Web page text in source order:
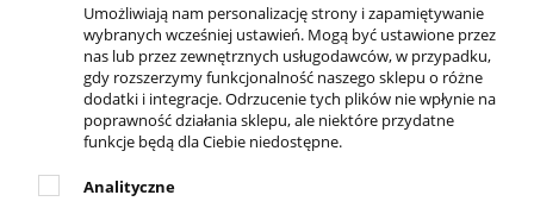
REGULAMINY
Regulamin sklepu
Zwroty i reklamacje
Umożliwiają nam personalizację strony i zapamiętywanie
wybranych wcześniej ustawień. Mogą być ustawione przez
nas lub przez zewnętrznych usługodawców, w przypadku,
gdy rozszerzymy funkcjonalność naszego sklepu o różne
dodatki i integracje. Odrzucenie tych plików nie wpłynie na
poprawność działania sklepu, ale niektóre przydatne
funkcje będą dla Ciebie niedostępne.
Analityczne